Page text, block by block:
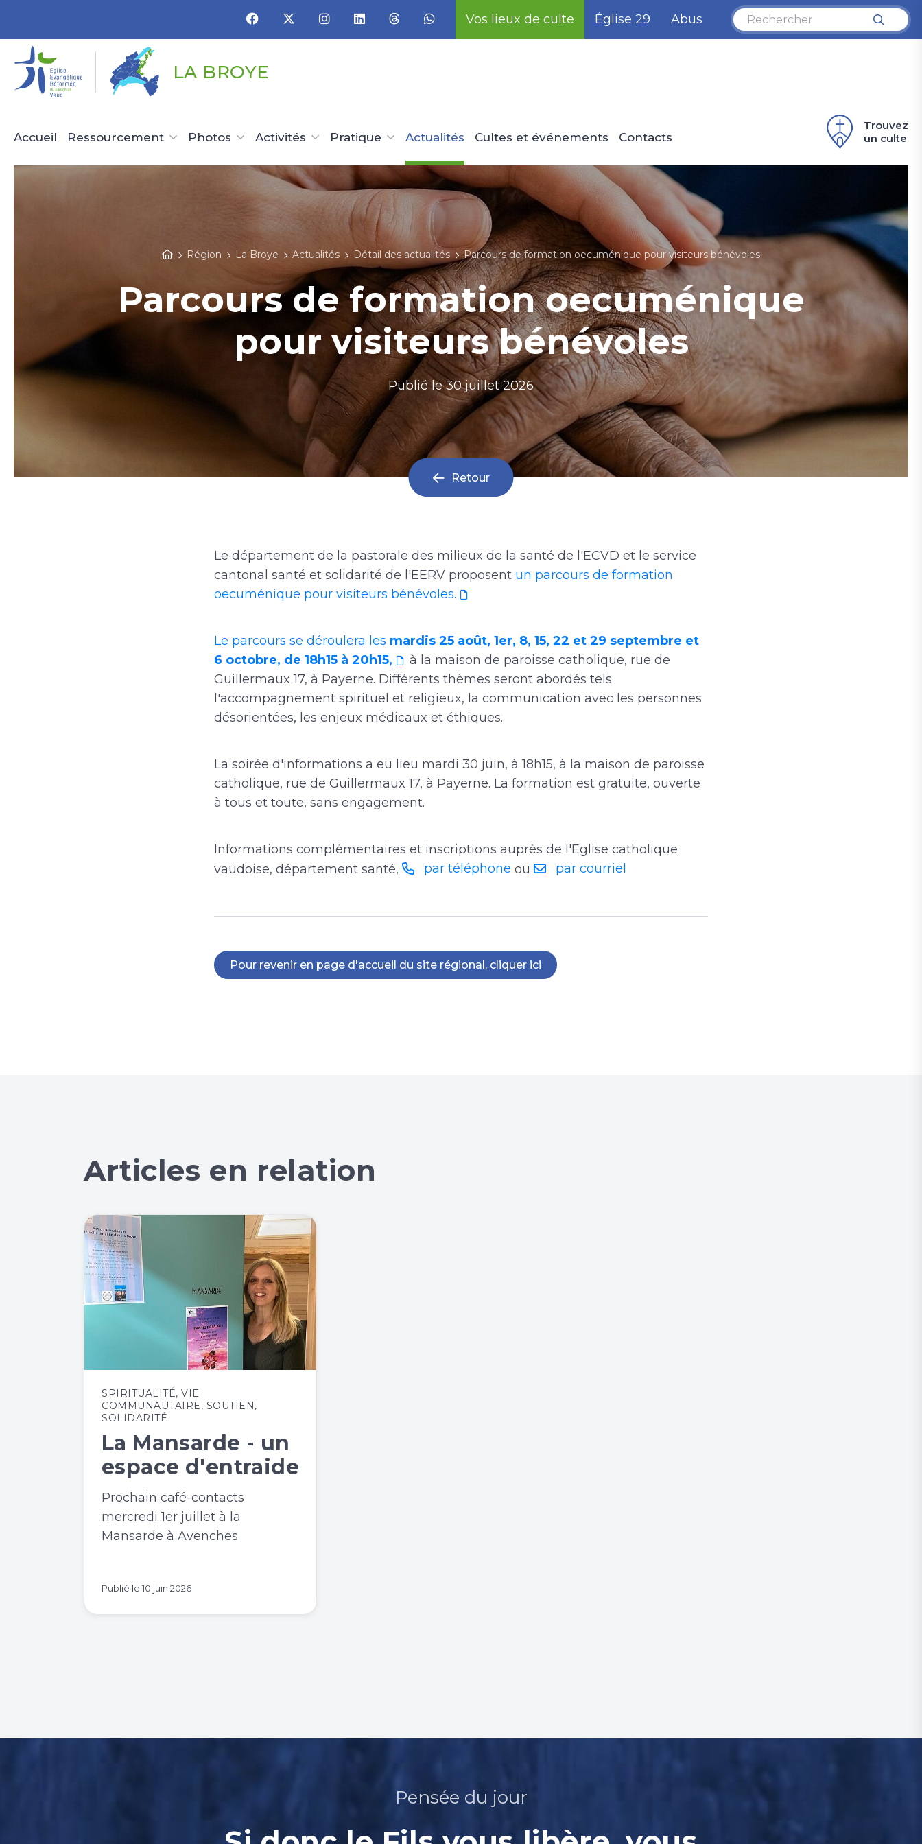
Vos lieux de culte Église 29 Abus
LA BROYE
Accueil Ressourcement Photos Activités Pratique Actualités Cultes et événements Contacts
Trouvez
un culte
Région La Broye Actualités Détail des actualités Parcours de formation oecuménique pour visiteurs bénévoles
Parcours de formation oecuménique
pour visiteurs bénévoles
Publié le30 juillet 2026
Retour
Le département de la pastorale des milieux de la santé de l'ECVD et le service
cantonal santé et solidarité de l'EERV proposent un parcours de formation
oecuménique pour visiteurs bénévoles.
Le parcours se déroulera les mardis 25 août, 1er, 8, 15, 22 et 29 septembre et
6 octobre, de 18h15 à 20h15,
à la maison de paroisse catholique, rue de
Guillermaux 17, à Payerne. Différents thèmes seront abordés tels
l'accompagnement spirituel et religieux, la communication avec les personnes
désorientées, les enjeux médicaux et éthiques.
La soirée d'informations a eu lieu mardi 30 juin, à 18h15, à la maison de paroisse
catholique, rue de Guillermaux 17, à Payerne. La formation est gratuite, ouverte
à tous et toute, sans engagement.
Informations complémentaires et inscriptions auprès de l'Eglise catholique
vaudoise, département santé,
par téléphone ou par courriel
Pour revenir en page d'accueil du site régional, cliquer ici
Articles en relation
SPIRITUALITÉ, VIE
COMMUNAUTAIRE, SOUTIEN,
SOLIDARITÉ
La Mansarde - un
espace d'entraide
Prochain café-contacts
mercredi 1er juillet à la
Mansarde à Avenches
Publié le 10 juin 2026
Pensée du jour